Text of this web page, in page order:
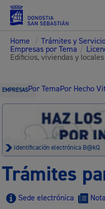
Home / Trámites y
Empresas por Tema /
Edificios, viviendas y locales
EMPRESASPor TemaPor Hecho
Identificación electrónica B@kQ
Trámites
Sede electrónica